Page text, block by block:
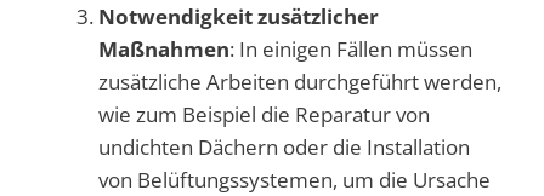
Notwendigkeit zusätzlicher
Maßnahmen: In einigen Fällen müssen
zusätzliche Arbeiten durchgeführt werden,
wie zum Beispiel die Reparatur von
undichten Dächern oder die Installation
von Belüftungssystemen, um die Ursache